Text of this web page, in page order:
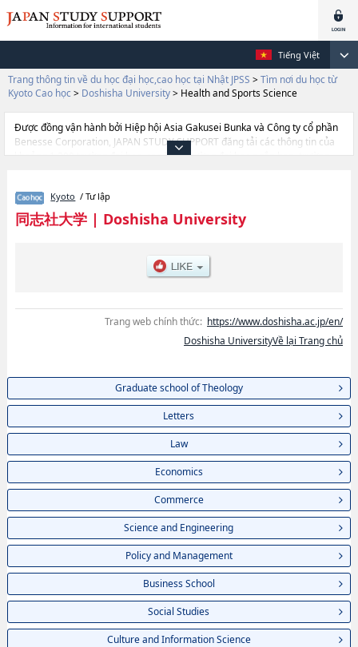
Tiếng Việt
Trang thông tin về du học đại học,cao học tại Nhật JPSS > Tìm nơi du học từ
Kyoto Cao học > Doshisha University> Health and Sports Science
Được đồng vận hành bởi Hiệp hội Asia Gakusei Bunka và Công ty cổ phần
Benesse Corporation, JAPAN STUDY SUPPORT đăng tải các thông tin của
khoảng 1.300 trường đại học, cao học, trường đại học ngắn hạn, trường
cần thiết dành cho du học sinh, như là về các Graduate school of
TheologyhoặcLettershoặcLawhoặcEconomicshoặcCommercehoặcScience
and EngineeringhoặcPolicy and ManagementhoặcBusiness
StudieshoặcHealth and Sports SciencehoặcLife and Medical
ScienceshoặcPsychologyhoặcGraduate school of Brain
Studies)hoặcLaw School, thông tin về từng khoa nghiên cứu, thông tin liên
quan đến thi tuyển như số lượng tuyển sinh, số lượng trúng tuyển, cở sở
trang thiết bị, hướng dẫn địa điểm v.v...
Kyoto / Tư lập
同志社大学| Doshisha University
Trang web chính thức: https://www.doshisha.ac.jp/en/
Doshisha UniversityVề lại Trang chủ
Graduate school of Theology
Letters
Law
Economics
Commerce
Science and Engineering
Policy and Management
Business School
Social Studies
Culture and Information Science